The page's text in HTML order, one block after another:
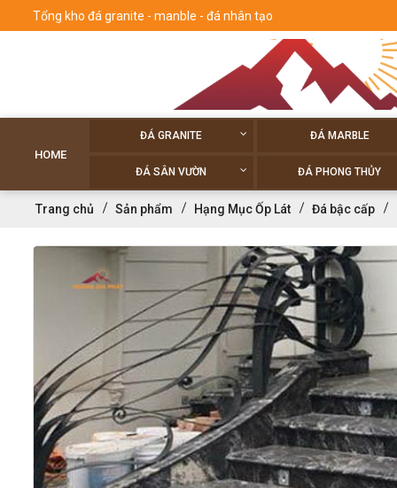
Tổng kho đá granite - manble - đá nhân tạo
HOME
ĐÁ GRANITE ĐÁ MARBLE
ĐÁ SÂN VƯỜN ĐÁ PHONG THỦY
Trang chủ Sản phẩm Hạng Mục Ốp Lát Đá bậc cấp